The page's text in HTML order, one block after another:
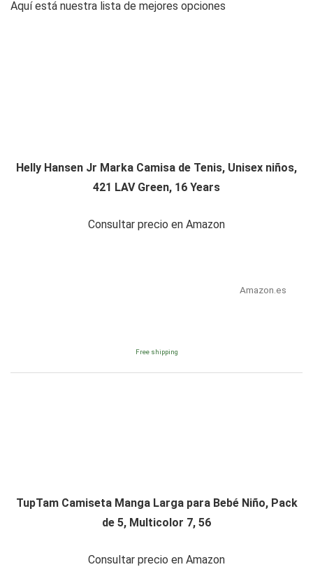
Aquí está nuestra lista de mejores opciones
Helly Hansen Jr Marka Camisa de Tenis, Unisex niños,
421 LAV Green, 16 Years
Consultar precio en Amazon
Amazon.es
Free shipping
TupTam Camiseta Manga Larga para Bebé Niño, Pack
de 5, Multicolor 7, 56
Consultar precio en Amazon